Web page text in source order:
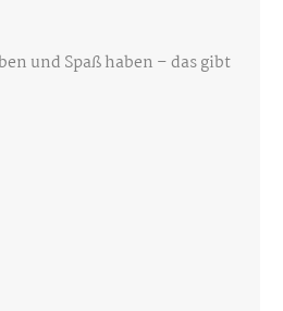
und Spaß haben – das gibt